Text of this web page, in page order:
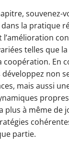
souvenez-
la pratique
l’amélioration
telles que
coopération. En
non
mais aussi
plus à même de
partie.